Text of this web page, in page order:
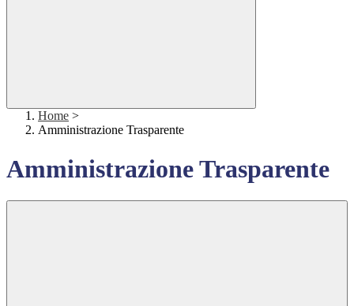
Home >
Amministrazione Trasparente
Amministrazione Trasparente